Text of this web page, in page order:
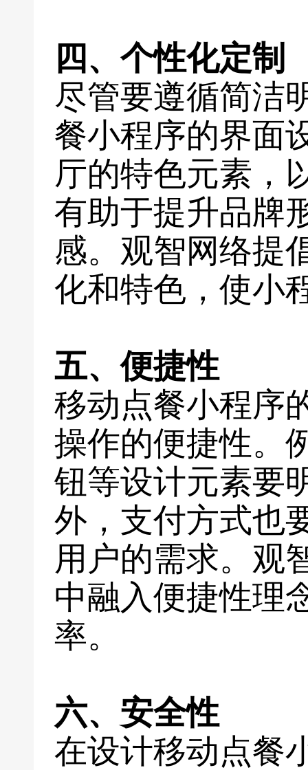
四、个性化定制
尽管要遵循简洁
餐小程序的界面
厅的特色元素，
有助于提升品牌
感。观智网络提
化和特色，使小
五、便捷性
移动点餐小程序
操作的便捷性。
钮等设计元素要
外，支付方式也
用户的需求。观
中融入便捷性理
率。
六、安全性
在设计移动点餐